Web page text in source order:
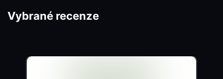
Vybrané recenze